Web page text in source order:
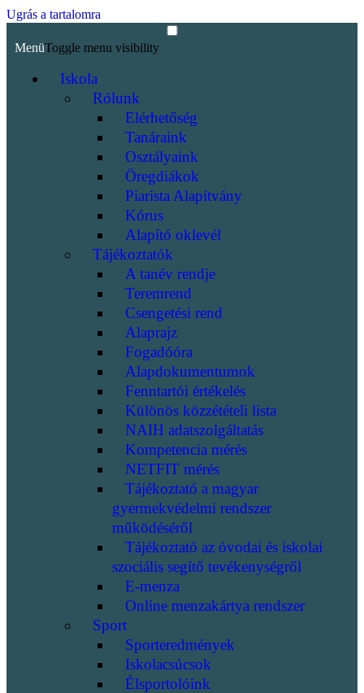
Ugrás a tartalomra
MenüToggle menu visibility
Iskola
Rólunk
Elérhetőség
Tanáraink
Osztályaink
Öregdiákok
Piarista Alapítvány
Kórus
Alapító oklevél
Tájékoztatók
A tanév rendje
Teremrend
Csengetési rend
Alaprajz
Fogadóóra
Alapdokumentumok
Fenntartói értékelés
Különös közzétételi lista
NAIH adatszolgáltatás
Kompetencia mérés
NETFIT mérés
Tájékoztató a magyar
gyermekvédelmi rendszer
működéséről
Tájékoztató az óvodai és iskolai
szociális segítő tevékenységről
E-menza
Online menzakártya rendszer
Sport
Sporteredmények
Iskolacsúcsok
Élsportolóink